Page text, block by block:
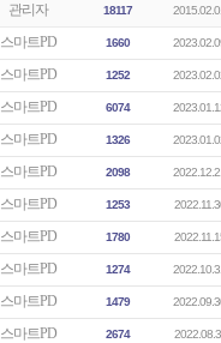
관리자 18117
스마트PD 1660
스마트PD 1252
스마트PD 6074
스마트PD 1326
스마트PD 2098
스마트PD 1253
스마트PD 1780
스마트PD 1274
스마트PD 1479
스마트PD 2674